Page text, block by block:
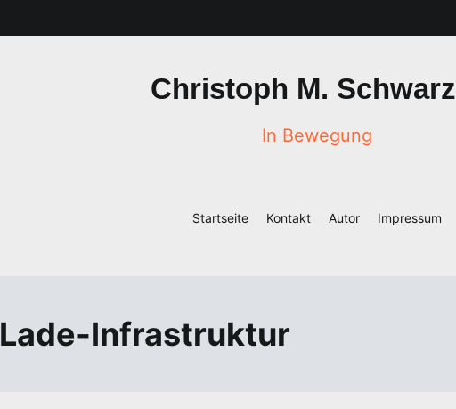
Christoph M.
In Bewegung
Startseite Kontakt Autor Impressum
Lade-Infrastruktur